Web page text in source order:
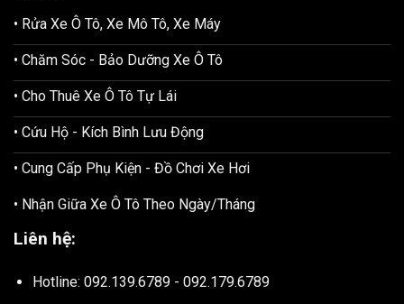
• Rửa Xe Ô Tô, Xe Mô Tô, Xe Máy
• Chăm Sóc - Bảo Dưỡng Xe Ô Tô
• Cho Thuê Xe Ô Tô Tự Lái
• Cứu Hộ - Kích Bình Lưu Động
• Cung Cấp Phụ Kiện - Đồ Chơi Xe Hơi
• Nhận Giữa Xe Ô Tô Theo Ngày/Tháng
Liên hệ:
Hotline: 092.139.6789 - 092.179.6789